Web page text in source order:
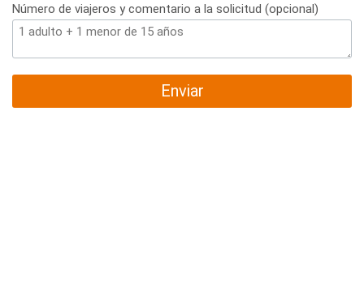
Número de viajeros y comentario a la solicitud (opcional)
Enviar